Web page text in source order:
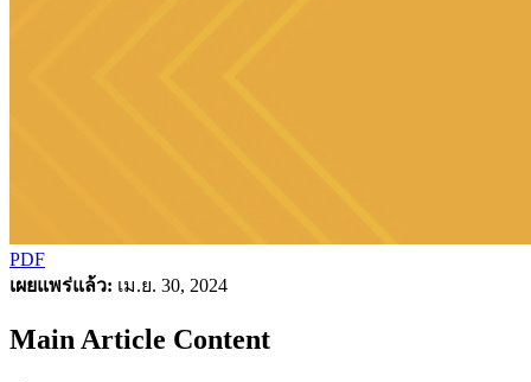
PDF
เผยแพร่แล้ว: เม.ย. 30, 2024
Main Article Content